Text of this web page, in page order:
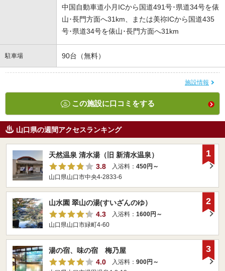
中国自動車道小月ICから国道491号･県道34号を俵
山･長門方面へ31km、または美祢ICから国道435
号･県道34号を俵山･長門方面へ31km
駐車場 90台（無料）
施設情報
この施設に口コミをする
山口県の週間アクセスランキング
天然温泉 清水湯（旧 新清水温泉）
3.8
入浴料： 450円～
山口県山口市中央4-2833-6
1
山水園 翠山の湯(すいざんのゆ）
4.3
入浴料： 1600円～
山口県山口市緑町4-60
2
湯の宿、味の宿 梅乃屋
4.0
入浴料： 900円～
3